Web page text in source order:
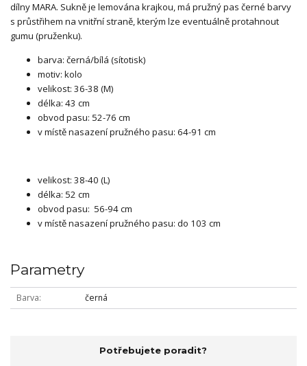
dílny MARA. Sukně je lemována krajkou, má pružný pas černé barvy
s průstřihem na vnitřní straně, kterým lze eventuálně protahnout
gumu (pruženku).
barva: černá/bílá (sítotisk)
motiv: kolo
velikost: 36-38 (M)
délka: 43 cm
obvod pasu: 52-76 cm
v místě nasazení pružného pasu: 64-91 cm
velikost: 38-40 (L)
délka: 52 cm
obvod pasu: 56-94 cm
v místě nasazení pružného pasu: do 103 cm
Parametry
Barva černá
Potřebujete poradit?